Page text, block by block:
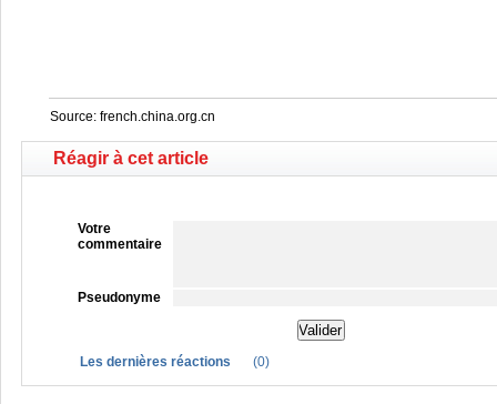
Source: french.china.org.cn
Réagir à cet article
Votre
commentaire
Pseudonyme
Les dernières réactions (0)